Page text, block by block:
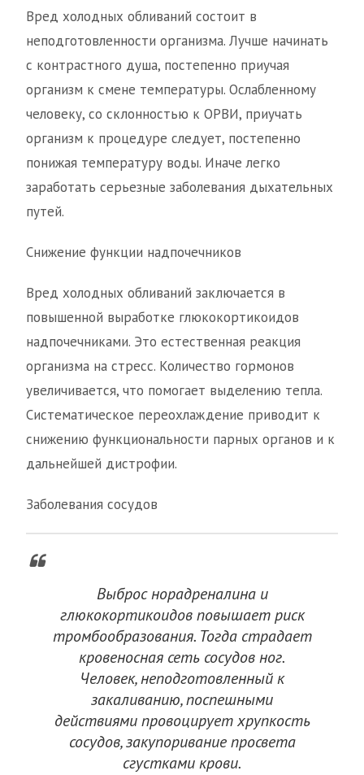
Вред холодных обливаний состоит в
неподготовленности организма. Лучше начинать
с контрастного душа, постепенно приучая
организм к смене температуры. Ослабленному
человеку, со склонностью к ОРВИ, приучать
организм к процедуре следует, постепенно
понижая температуру воды. Иначе легко
заработать серьезные заболевания дыхательных
путей.
Снижение функции надпочечников
Вред холодных обливаний заключается в
повышенной выработке глюкокортикоидов
надпочечниками. Это естественная реакция
организма на стресс. Количество гормонов
увеличивается, что помогает выделению тепла.
Систематическое переохлаждение приводит к
снижению функциональности парных органов и к
дальнейшей дистрофии.
Заболевания сосудов
Выброс норадреналина и
глюкокортикоидов повышает риск
тромбообразования. Тогда страдает
кровеносная сеть сосудов ног.
Человек, неподготовленный к
закаливанию, поспешными
действиями провоцирует хрупкость
сосудов, закупоривание просвета
сгустками крови.